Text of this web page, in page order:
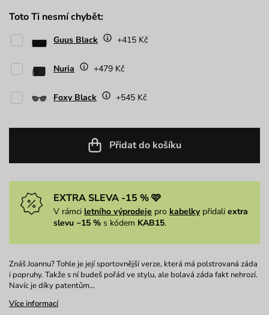
Toto Ti nesmí chybět:
Guus Black +415 Kč
Nuria +479 Kč
Foxy Black +545 Kč
Přidat do košíku
EXTRA SLEVA -15 % 🩷
V rámci letního výprodeje pro kabelkypřidali extra
slevu −15 % s kódem KAB15.
Znáš Joannu? Tohle je její sportovnější verze, která má polstrovaná záda
i popruhy. Takže s ní budeš pořád ve stylu, ale bolavá záda fakt nehrozí.
Navíc je díky patentům…
Více informací